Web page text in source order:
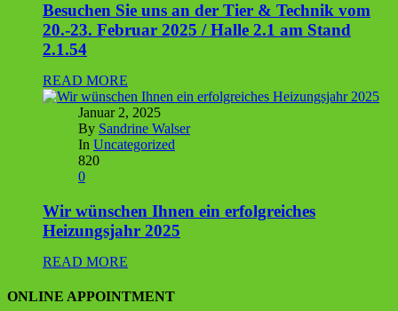
Besuchen Sie uns an der Tier & Technik vom
20.-23. Februar 2025 / Halle 2.1 am Stand
2.1.54
READ MORE
Januar 2, 2025
By Sandrine Walser
In Uncategorized
820
0
Wir wünschen Ihnen ein erfolgreiches
Heizungsjahr 2025
READ MORE
ONLINE APPOINTMENT